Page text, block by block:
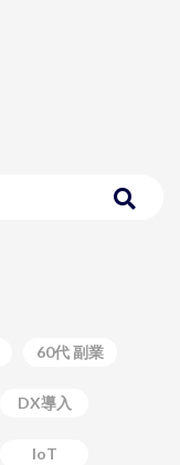
60代 副業
DX導入
IoT